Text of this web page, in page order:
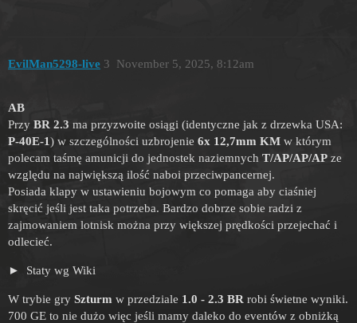
EvilMan5298-live November 5, 2025, 8:12am
3
AB
Przy BR 2.3 ma przyzwoite osiągi (identyczne jak z drzewka USA:
P-40E-1) w szczególności uzbrojenie 6x 12,7mm KM w którym
polecam taśmę amunicji do jednostek naziemnych T/AP/AP/AP ze
względu na największą ilość naboi przeciwpancernej.
Posiada klapy w ustawieniu bojowym co pomaga aby ciaśniej
skręcić jeśli jest taka potrzeba. Bardzo dobrze sobie radzi z
zajmowaniem lotnisk można przy większej prędkości przejechać i
odlecieć.
Staty wg Wiki
W trybie gry Szturm w przedziale 1.0 - 2.3 BR robi świetne wyniki.
700 GE to nie dużo więc jeśli mamy daleko do eventów z obniżką